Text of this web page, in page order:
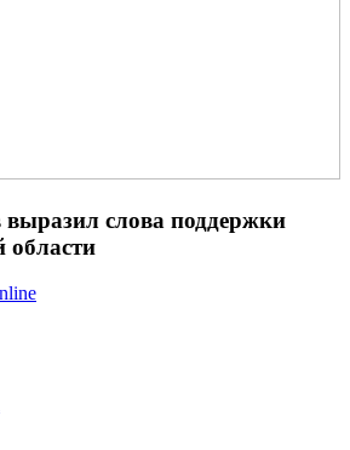
слова поддержки
области